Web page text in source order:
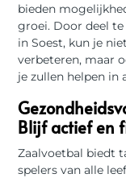
bieden
groei. Door deel
in Soest, kun je
verbeteren, maar
je zullen helpen in
Blijf actief en
Zaalvoetbal biedt
spelers van alle